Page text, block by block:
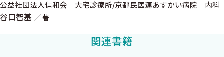
CKD治療はこの10年で大きく進歩しました．RAS阻害薬に加
え，保存期CKDの予後は確実に変わりつつあります．とはいえ，
は？
4 尿検査異常，eGFR slopeのいずれかが引っかかったら？
尿検査・eGFR slopeが異常：次の一手は？
公益社団法人信和会 大宅診療所/京都民医連あすかい病院 内科
谷口智基 著
関連書籍